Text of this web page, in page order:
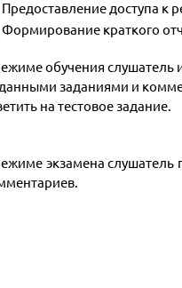
Предоставление доступа
Формирование краткого
обучения слушатель
заданиями и
на тестовое задание.
экзамена слушатель